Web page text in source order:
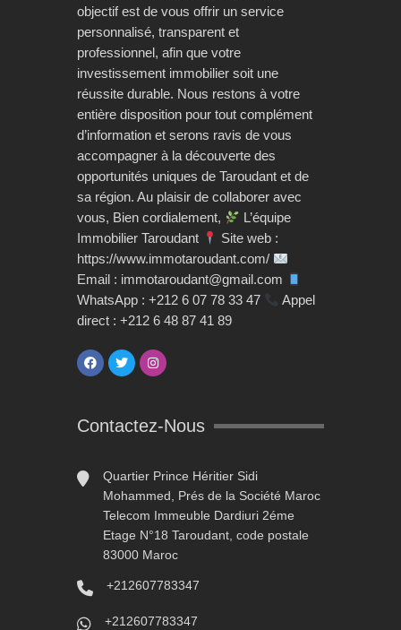
objectif est de vous offrir un service
personnalisé, transparent et
professionnel, afin que votre
investissement immobilier soit une
réussite durable. Nous restons à votre
entière disposition pour tout complément
d’information et serons ravis de vous
accompagner à la découverte des
opportunités uniques de Taroudant et de
sa région. Au plaisir de collaborer avec
vous, Bien cordialement,
L’équipe
Immobilier Taroudant
Site web :
https://www.immotaroudant.com/
Email : immotaroudant@gmail.com
WhatsApp : +212 6 07 78 33 47
Appel
direct : +212 6 48 87 41 89
Contactez-Nous
Quartier Prince Héritier Sidi
Mohammed, Prés de la Société Maroc
Telecom Immeuble Dardiuri 2éme
Etage N°18 Taroudant, code postale
83000 Maroc
+212607783347
+212607783347